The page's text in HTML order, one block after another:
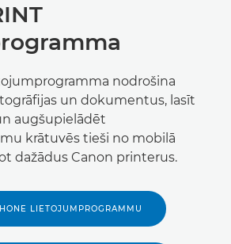
nodrošina
un dokumentus, lasīt
augšupielādēt
krātuvēs tieši no mobilā
dažādus Canon printerus.
LIETOJUMPROGRAMMU